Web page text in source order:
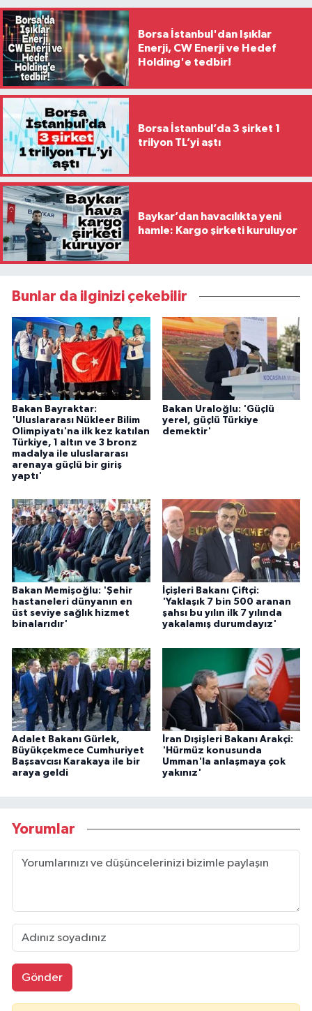
Borsa İstanbul'dan Işıklar
Enerji, CW Enerji ve Hedef
Holding'e tedbir!
Borsa İstanbul’da 3 şirket 1
trilyon TL’yi aştı
Baykar’dan havacılıkta yeni
hamle: Kargo şirketi kuruluyor
Bunlar da ilginizi çekebilir
Bakan Bayraktar:
'Uluslararası Nükleer Bilim
Olimpiyatı'na ilk kez katılan
Türkiye, 1 altın ve 3 bronz
madalya ile uluslararası
arenaya güçlü bir giriş
yaptı'
Bakan Uraloğlu: 'Güçlü
yerel, güçlü Türkiye
demektir'
Bakan Memişoğlu: 'Şehir
hastaneleri dünyanın en
üst seviye sağlık hizmet
binalarıdır'
İçişleri Bakanı Çiftçi:
'Yaklaşık 7 bin 500 aranan
şahsı bu yılın ilk 7 yılında
yakalamış durumdayız'
Adalet Bakanı Gürlek,
Büyükçekmece Cumhuriyet
Başsavcısı Karakaya ile bir
araya geldi
İran Dışişleri Bakanı Arakçi:
'Hürmüz konusunda
Umman'la anlaşmaya çok
yakınız'
Yorumlar
Gönder